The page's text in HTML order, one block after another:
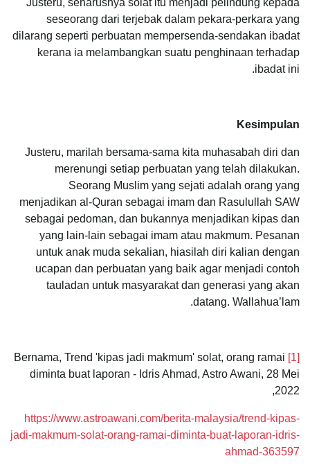
Justeru, seharusnya solat itu menjadi pelindung kepada
seseorang dari terjebak dalam pekara-perkara yang
dilarang seperti perbuatan mempersenda-sendakan ibadat
kerana ia melambangkan suatu penghinaan terhadap
ibadat ini.
Kesimpulan
Justeru, marilah bersama-sama kita muhasabah diri dan
merenungi setiap perbuatan yang telah dilakukan.
Seorang Muslim yang sejati adalah orang yang
menjadikan al-Quran sebagai imam dan Rasulullah SAW
sebagai pedoman, dan bukannya menjadikan kipas dan
yang lain-lain sebagai imam atau makmum. Pesanan
untuk anak muda sekalian, hiasilah diri kalian dengan
ucapan dan perbuatan yang baik agar menjadi contoh
tauladan untuk masyarakat dan generasi yang akan
datang. Wallahua’lam.
[1]
Bernama, Trend 'kipas jadi makmum' solat, orang ramai
diminta buat laporan - Idris Ahmad, Astro Awani, 28 Mei
2022,
https://www.astroawani.com/berita-malaysia/trend-kipas-
jadi-makmum-solat-orang-ramai-diminta-buat-laporan-idris-
ahmad-363597